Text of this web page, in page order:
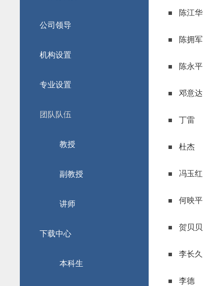
公司领导
机构设置
专业设置
团队队伍
教授
副教授
讲师
下载中心
本科生
陈江华
陈拥军
陈永平
邓意达
丁雷
杜杰
冯玉红
何映平
贺贝贝
李长久
李德